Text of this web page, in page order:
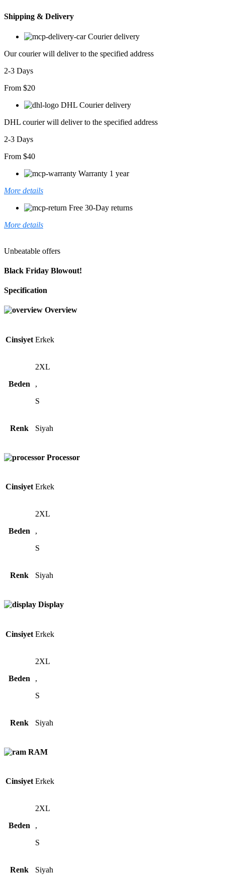
shirt
adet
Shipping & Delivery
Courier delivery
Our courier will deliver to the specified address
2-3 Days
From $20
DHL Courier delivery
DHL courier will deliver to the specified address
2-3 Days
From $40
Warranty 1 year
More details
Free 30-Day returns
More details
Unbeatable offers
Black Friday Blowout!
Specification
Overview
Cinsiyet Erkek
Beden
2XL
,
S
Renk Siyah
Processor
Cinsiyet Erkek
Beden
2XL
,
S
Renk Siyah
Display
Cinsiyet Erkek
Beden
2XL
,
S
Renk Siyah
RAM
Cinsiyet Erkek
Beden
2XL
,
S
Renk Siyah